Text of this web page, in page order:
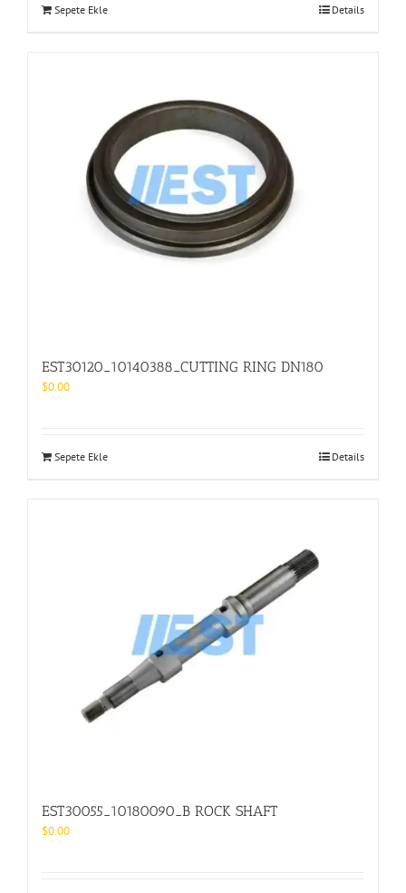
Sepete Ekle Details
EST30120_10140388_CUTTING RING DN180
$0.00
Sepete Ekle Details
EST30055_10180090_B ROCK SHAFT
$0.00